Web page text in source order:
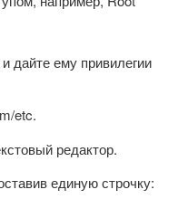
дайте ему привилегии
etc.
редактор.
единую строчку: